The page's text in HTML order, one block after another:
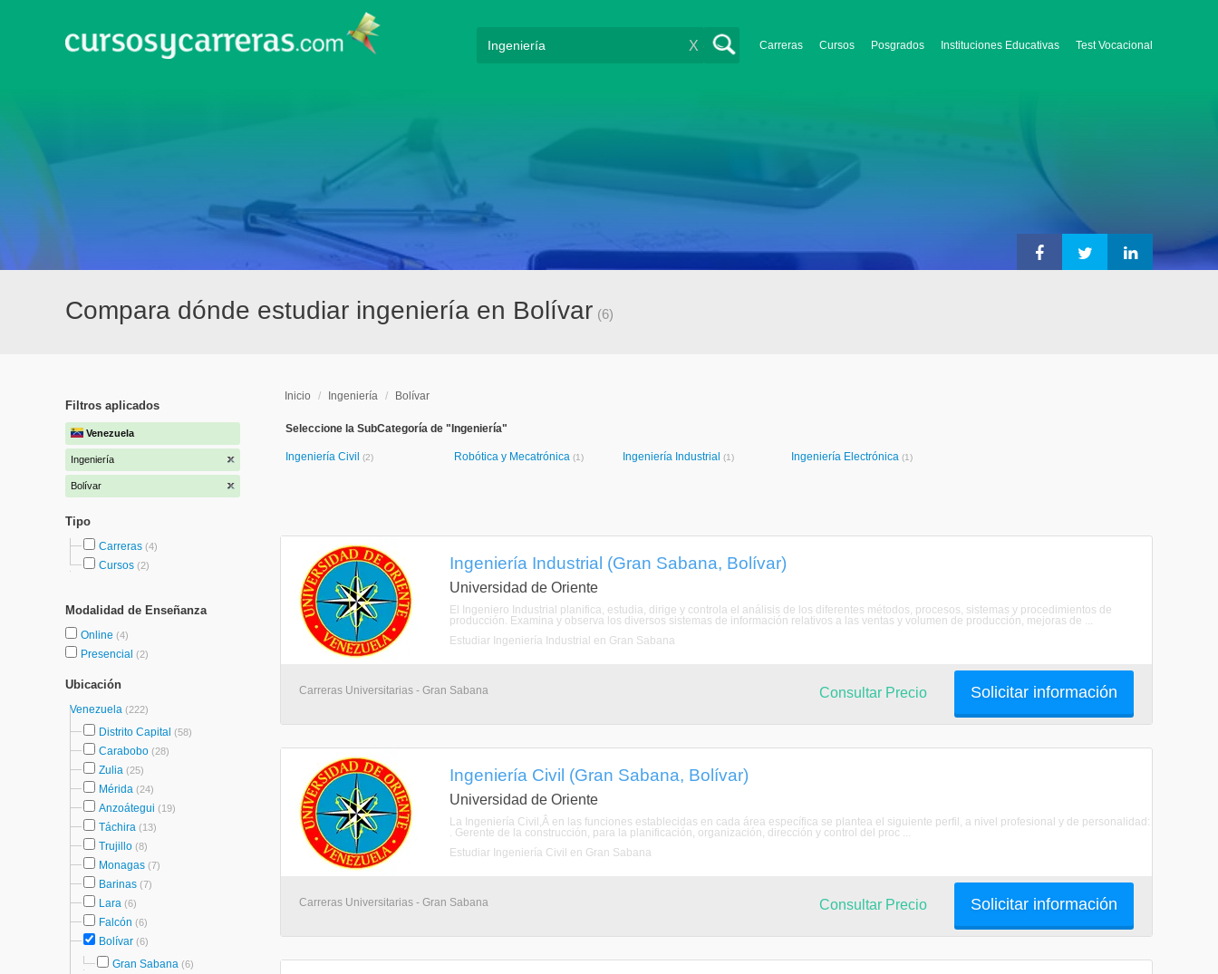
Carreras Cursos Posgrados Instituciones Educativas Test Vocacional
X
Compara dónde estudiar ingeniería en Bolívar (6)
Filtros aplicados
Venezuela
Ingeniería
Bolívar
Tipo
Carreras (4)
Cursos (2)
Modalidad de Enseñanza
Online (4)
Presencial (2)
Ubicación
Venezuela (222)
Distrito Capital (58)
Carabobo (28)
Zulia (25)
Mérida (24)
Anzoátegui (19)
Táchira (13)
Trujillo (8)
Monagas (7)
Barinas (7)
Lara (6)
Falcón (6)
Bolívar (6)
Gran Sabana (6)
Inicio / Ingeniería / Bolívar
Seleccione la SubCategoría de "Ingeniería"
Ingeniería Civil (2) Robótica y Mecatrónica (1) Ingeniería Industrial (1) Ingeniería Electrónica (1)
Ingeniería Industrial (Gran Sabana, Bolívar)
Universidad de Oriente
El Ingeniero Industrial planifica, estudia, dirige y controla el análisis de los diferentes métodos, procesos, sistemas y procedimientos de
producción. Examina y observa los diversos sistemas de información relativos a las ventas y volumen de producción, mejoras de ...
Estudiar Ingeniería Industrial en Gran Sabana
Carreras Universitarias - Gran Sabana Solicitar información
Consultar Precio
Ingeniería Civil (Gran Sabana, Bolívar)
Universidad de Oriente
La Ingeniería Civil,Â en las funciones establecidas en cada área específica se plantea el siguiente perfil, a nivel profesional y de personalidad:
. Gerente de la construcción, para la planificación, organización, dirección y control del proc ...
Estudiar Ingeniería Civil en Gran Sabana
Carreras Universitarias - Gran Sabana Solicitar información
Consultar Precio